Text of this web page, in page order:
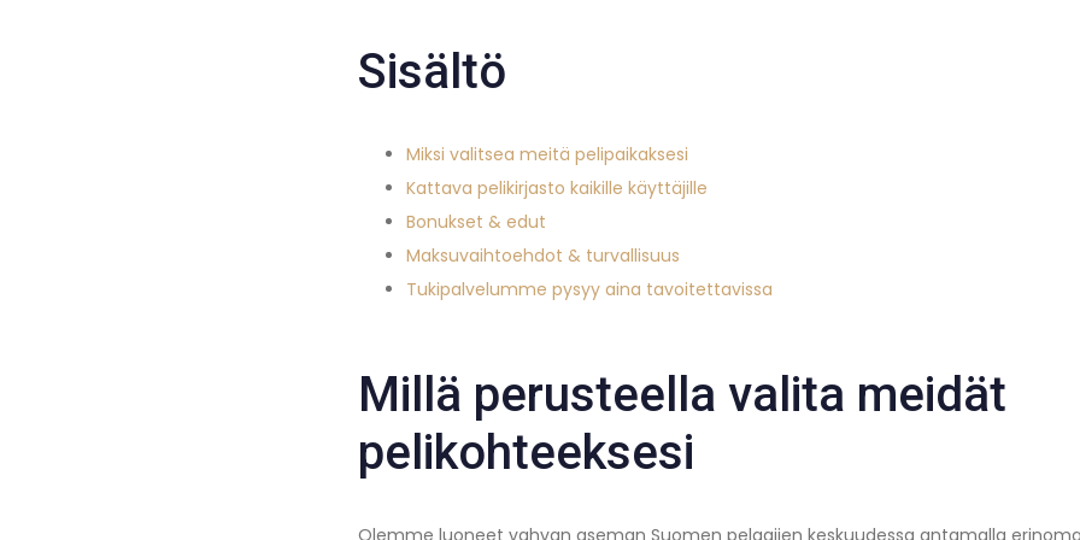
Sisältö
Miksi valitsea meitä pelipaikaksesi
Kattava pelikirjasto kaikille käyttäjille
Bonukset & edut
Maksuvaihtoehdot & turvallisuus
Tukipalvelumme pysyy aina tavoitettavissa
Millä perusteella valita meidät
pelikohteeksesi